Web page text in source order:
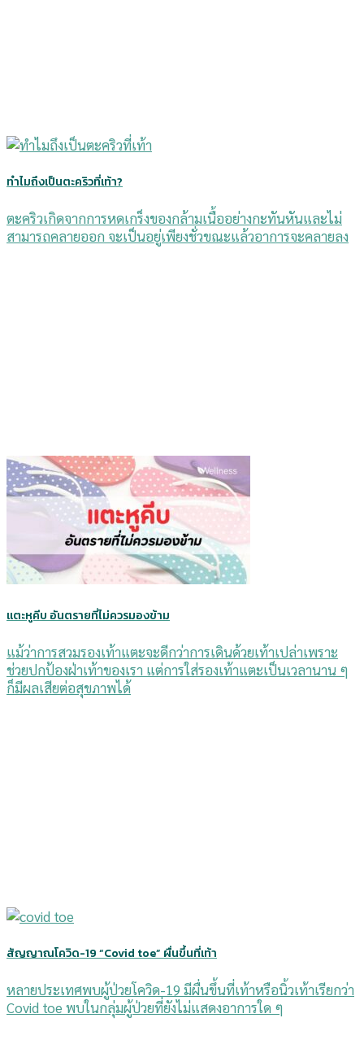
ทำไมถึงเป็นตะคริวที่เท้า?
ตะคริวเกิดจากการหดเกร็งของกล้ามเนื้ออย่างกะทันหันและไม่
สามารถคลายออก จะเป็นอยู่เพียงชั่วขณะแล้วอาการจะคลายลง
แตะหูคีบ อันตรายที่ไม่ควรมองข้าม
แม้ว่าการสวมรองเท้าแตะจะดีกว่าการเดินด้วยเท้าเปล่าเพราะ
ช่วยปกป้องฝ่าเท้าของเรา แต่การใส่รองเท้าแตะเป็นเวลานาน ๆ
ก็มีผลเสียต่อสุขภาพได้
สัญญาณโควิด-19 “Covid toe” ผื่นขึ้นที่เท้า
หลายประเทศพบผู้ป่วยโควิด-19 มีผื่นขึ้นที่เท้าหรือนิ้วเท้าเรียกว่า
Covid toe พบในกลุ่มผู้ป่วยที่ยังไม่แสดงอาการใด ๆ